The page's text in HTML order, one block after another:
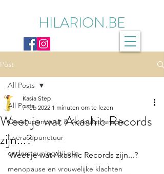
HILARION.BE
Post
All Posts
Ooracupunctuur & Auriculotherapie
laseracupunctuur
ondersteuning bij pijn
menopause en vrouwelijke klachten
All Posts
Weet je wat Akashic Records
zijn...?
Kasia Step
7 feb 2022 1 minuten om te lezen
Weet je wat Akashic Records zijn...?